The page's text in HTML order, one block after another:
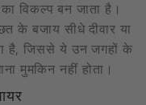
विकल्प बन जाता है।
के बजाय सीधे दीवार या
है, जिससे ये उन जगहों के
मुमकिन नहीं होता।